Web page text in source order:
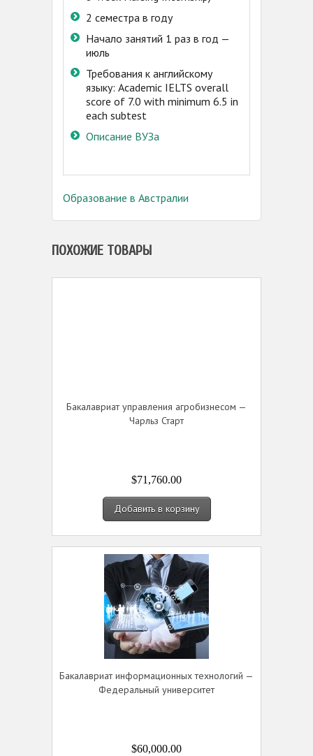
2 семестра в году
Начало занятий 1 раз в год —
июль
Требования к английскому
языку: Academic IELTS оverall
score of 7.0 with minimum 6.5 in
each subtest
Описание ВУЗа
Образование в Австралии
ПОХОЖИЕ ТОВАРЫ
Бакалавриат управления агробизнесом —
Чарльз Старт
$71,760.00
Добавить в корзину
Бакалавриат информационных технологий —
Федеральный университет
$60,000.00